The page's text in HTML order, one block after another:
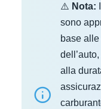
⚠️ Nota:
sono
base
alla